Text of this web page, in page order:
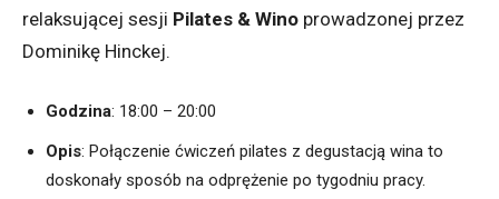
relaksującej sesji Pilates & Wino prowadzonej przez
Dominikę Hinckej.
Godzina: 18:00 – 20:00
Opis: Połączenie ćwiczeń pilates z degustacją wina to
doskonały sposób na odprężenie po tygodniu pracy.